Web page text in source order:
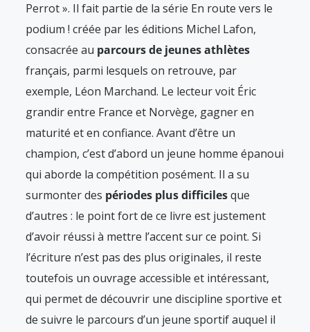
Perrot ». Il fait partie de la série En route vers le
podium ! créée par les éditions Michel Lafon,
consacrée au parcours de jeunes athlètes
français, parmi lesquels on retrouve, par
exemple, Léon Marchand. Le lecteur voit Éric
grandir entre France et Norvège, gagner en
maturité et en confiance. Avant d’être un
champion, c’est d’abord un jeune homme épanoui
qui aborde la compétition posément. Il a su
surmonter des périodes plus difficilesque
d’autres : le point fort de ce livre est justement
d’avoir réussi à mettre l’accent sur ce point. Si
l’écriture n’est pas des plus originales, il reste
toutefois un ouvrage accessible et intéressant,
qui permet de découvrir une discipline sportive et
de suivre le parcours d’un jeune sportif auquel il